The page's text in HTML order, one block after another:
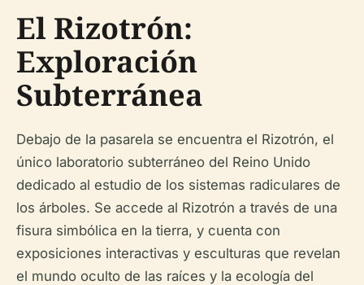
El Rizotrón:
Exploración
Subterránea
Debajo de la pasarela se encuentra el Rizotrón, el
único laboratorio subterráneo del Reino Unido
dedicado al estudio de los sistemas radiculares de
los árboles. Se accede al Rizotrón a través de una
fisura simbólica en la tierra, y cuenta con
exposiciones interactivas y esculturas que revelan
el mundo oculto de las raíces y la ecología del